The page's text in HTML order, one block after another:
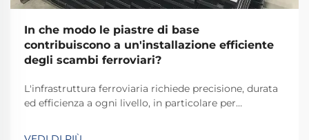
In che modo le piastre di base
contribuiscono a un'installazione efficiente
degli scambi ferroviari?
L'infrastruttura ferroviaria richiede precisione, durata
ed efficienza a ogni livello, in particolare per
per deviatoi ferroviari svolgono un ruolo